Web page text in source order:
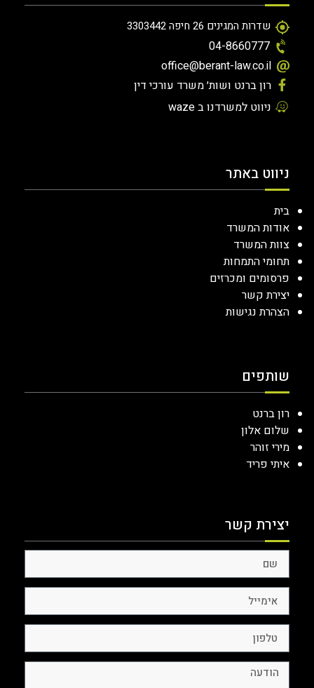
שדרות המגינים 26 חיפה 3303442
04-8660777
office@berant-law.co.il
רון ברנט ושות׳ משרד עורכי דין
ניווט למשרדנו ב waze
ניווט באתר
בית
אודות המשרד
צוות המשרד
תחומי התמחות
פרסומים ומכרזים
יצירת קשר
הצהרת נגישות
שותפים
רון ברנט
שלום אלון
מירי זוהר
איתי פריד
יצירת קשר